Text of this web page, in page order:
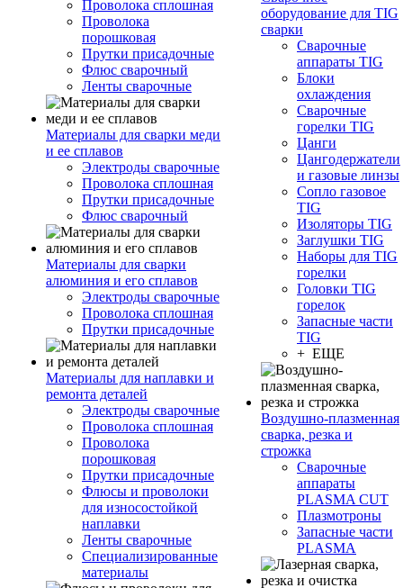
Проволока сплошная
Проволока
порошковая
Прутки присадочные
Флюс сварочный
Ленты сварочные
Материалы для сварки меди
и ее сплавов
Электроды сварочные
Проволока сплошная
Прутки присадочные
Флюс сварочный
Материалы для сварки
алюминия и его сплавов
Электроды сварочные
Проволока сплошная
Прутки присадочные
Материалы для наплавки и
ремонта деталей
Электроды сварочные
Проволока сплошная
Проволока
порошковая
Прутки присадочные
Флюсы и проволоки
для износостойкой
наплавки
Ленты сварочные
Специализированные
материалы
оборудование для TIG
сварки
Сварочные
аппараты TIG
Блоки
охлаждения
Сварочные
горелки TIG
Цанги
Цангодержатели
и газовые линзы
Сопло газовое
TIG
Изоляторы TIG
Заглушки TIG
Наборы для TIG
горелки
Головки TIG
горелок
Запасные части
TIG
+ ЕЩЕ
Воздушно-плазменная
сварка, резка и
строжка
Сварочные
аппараты
PLASMA CUT
Плазмотроны
Запасные части
PLASMA